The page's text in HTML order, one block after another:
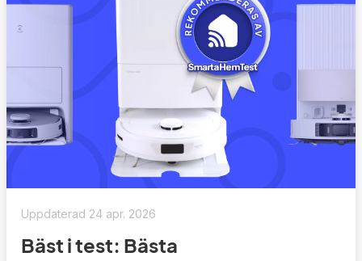
Uppdaterad 24 apr. 2026
Bäst i test: Bästa